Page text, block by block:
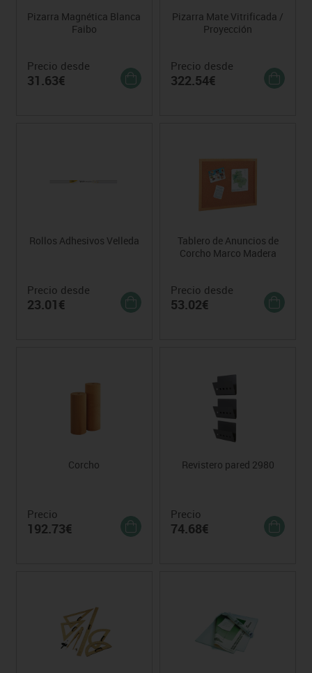
Pizarra Magnética Blanca
Faibo
Precio desde
31.63€
Pizarra Mate Vitrificada /
Proyección
Precio desde
322.54€
Rollos Adhesivos Velleda
Precio desde
23.01€
Tablero de Anuncios de
Corcho Marco Madera
Precio desde
53.02€
Corcho
Precio
192.73€
Revistero pared 2980
Precio
74.68€